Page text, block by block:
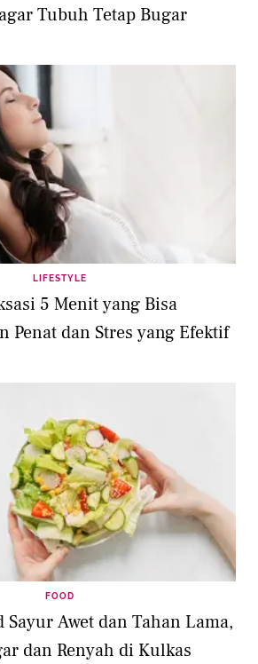
Tubuh Tetap Bugar
LIFESTYLE
5 Menit yang Bisa
Penat dan Stres yang Efektif
FOOD
Sayur Awet dan Tahan Lama,
dan Renyah di Kulkas